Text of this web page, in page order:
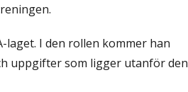
I den rollen kommer han
uppgifter som ligger utanför den